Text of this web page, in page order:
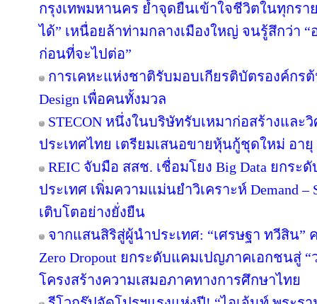
กรุงเทพมหานคร ย้ำจุดยืนเข้าใจชีวิตในทุกรา
ได้” เหนื่อยล้าท่ามกลางเมืองใหญ่ จนรู้สึกว่า
ก่อนที่จะไปต่อ”
การเคหะแห่งชาติรับมอบเกียรติบัตรองค์กร
Design เพื่อคนทั้งมวล
STECON หนึ่งในบริษัทรับเหมาก่อสร้างแล
ประเทศไทย เตรียมเสนอขายหุ้นกู้ชุดใหม่ อา
REIC จับมือ สสช. เชื่อมโยง Big Data ยกร
ประเทศ เพิ่มความแม่นยำวิเคราะห์ Demand
เติบโตอย่างยั่งยืน
จากแสนสิริสู่ผู้นำประเทศ: “เศรษฐา ทวีสิน”
Zero Dropout ยกระดับแคมเปญภาคเอกชนสู่
โครงสร้างความเสมอภาคทางการศึกษาไทย